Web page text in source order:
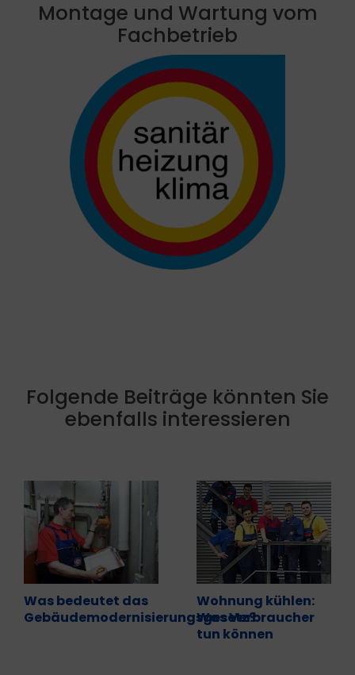
Montage und Wartung vom
Fachbetrieb
Folgende Beiträge könnten Sie
ebenfalls interessieren
Was bedeutet das
Gebäudemodernisierungsgesetz?
Wohnung kühlen:
Was Verbraucher
tun können